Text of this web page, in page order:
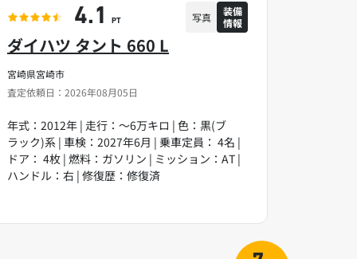
宮崎県宮崎市
査定依頼日：2026年08月05日
ダイハツ タント 660 L
年式：2012年 | 走行：～6万キロ | 色：黒(ブ
ラック)系 | 車検：2027年6月 | 乗車定員： 4名 |
ドア： 4枚 | 燃料：ガソリン | ミッション：AT |
ハンドル：右 | 修復歴：修復済
4.1 PT 写真
装備
情報